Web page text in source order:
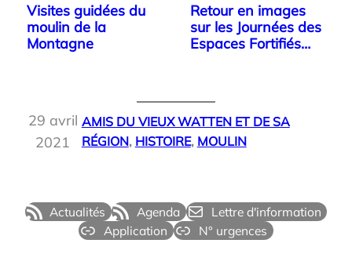
Visites guidées du
moulin de la
Montagne
Retour en images
sur les Journées des
Espaces Fortifiés
29 avril
2021
AMIS DU VIEUX WATTEN ET DE SA
RÉGION, HISTOIRE, MOULIN
Actualités Agenda
Lettre d'information
Application
N° urgences